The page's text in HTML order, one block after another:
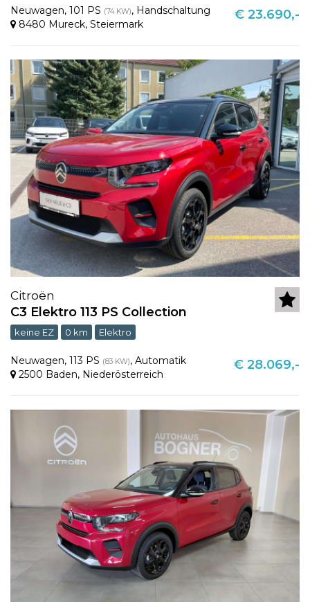
Neuwagen, 101 PS (74 KW), Handschaltung
8480 Mureck, Steiermark
€ 23.690,-
Citroën
C3 Elektro 113 PS Collection
keine EZ 0 km Elektro
Neuwagen, 113 PS (83 KW), Automatik
2500 Baden, Niederösterreich
€ 28.069,-